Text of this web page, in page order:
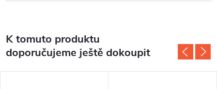
K tomuto produktu
doporučujeme ještě dokoupit